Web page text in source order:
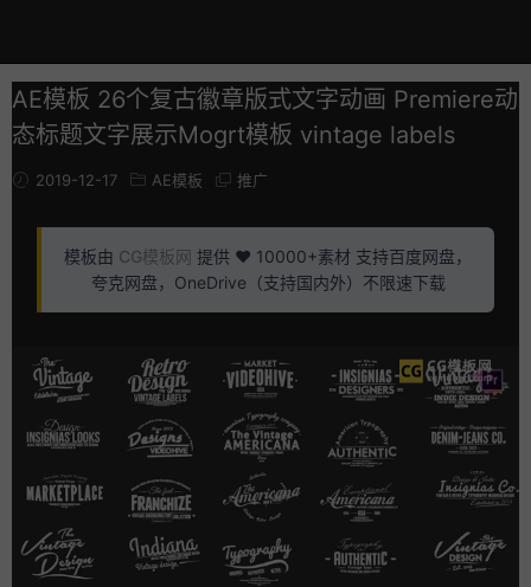
AE模板 26个复古徽章版式文字动画 Premiere动
态标题文字展示Mogrt模板 vintage labels
2019-12-17 AE模板 推广
模板由 CG模板网 提供 ❤️ 10000+素材 支持百度网盘，
夸克网盘，OneDrive（支持国内外）不限速下载